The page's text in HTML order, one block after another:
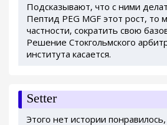
Подсказывают, что с ними
Пептид PEG MGF этот рост, то
частности, сократить свою
Решение Стокгольмского
института касается.
Setter
Этого нет истории